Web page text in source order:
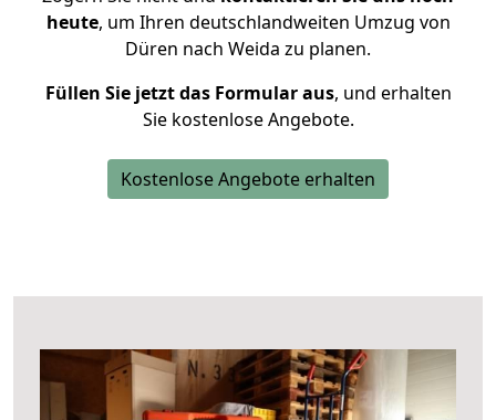
heute, um Ihren deutschlandweiten Umzug von
Düren nach Weida zu planen.
Füllen Sie jetzt das Formular aus, und erhalten
Sie kostenlose Angebote.
Kostenlose Angebote erhalten